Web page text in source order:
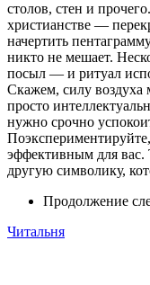
столов, стен и
христианстве —
начертить
никто не мешает.
посыл — и ритуал
Скажем, силу воздуха
просто
нужно срочно
эффективным для
другую символику,
Продолжение
Читальня